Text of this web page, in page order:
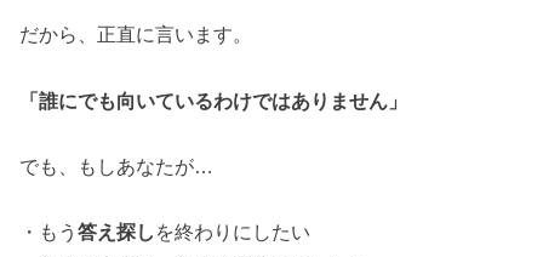
だから、正直に言います。
「誰にでも向いているわけではありません」
でも、もしあなたが…
・ もう答え探し を終わりにしたい